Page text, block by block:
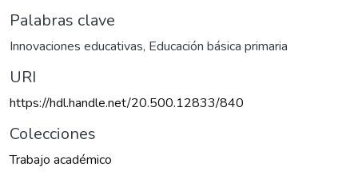
Palabras clave
Innovaciones educativas, Educación básica primaria
URI
https://hdl.handle.net/20.500.12833/840
Colecciones
Trabajo académico